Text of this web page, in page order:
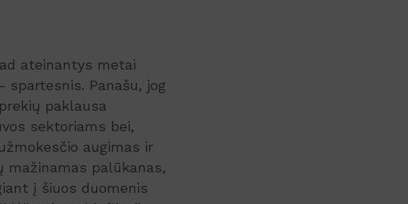
ateinantys metai
spartesnis. Panašu, jog
paklausa
sektoriams bei,
augimas ir
palūkanas,
į šiuos duomenis